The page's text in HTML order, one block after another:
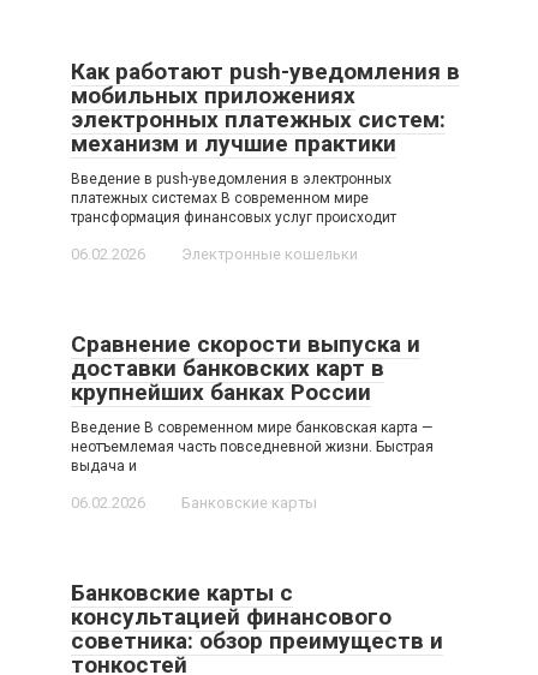
Как работают push-уведомления в
мобильных приложениях
электронных платежных систем:
механизм и лучшие практики
Введение в push-уведомления в электронных
платежных системах В современном мире
трансформация финансовых услуг происходит
06.02.2026 Электронные кошельки
Сравнение скорости выпуска и
доставки банковских карт в
крупнейших банках России
Введение В современном мире банковская карта —
неотъемлемая часть повседневной жизни. Быстрая
выдача и
06.02.2026 Банковские карты
Банковские карты с
консультацией финансового
советника: обзор преимуществ и
тонкостей